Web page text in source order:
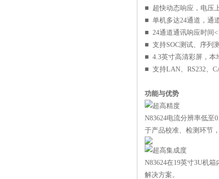
■ 超快动态响应，电压
■ 单机多达24通道，通
■ 24通道通讯响应时间
■ 支持SOC测试、序列
■ 4.3英寸高清彩屏，本
■ 支持LAN、RS232、
功能与优势
超高精度
N83624电流分辨率低至
于产品校准、检测环节
超高集成度
N83624在19英寸3U机
解决方案。